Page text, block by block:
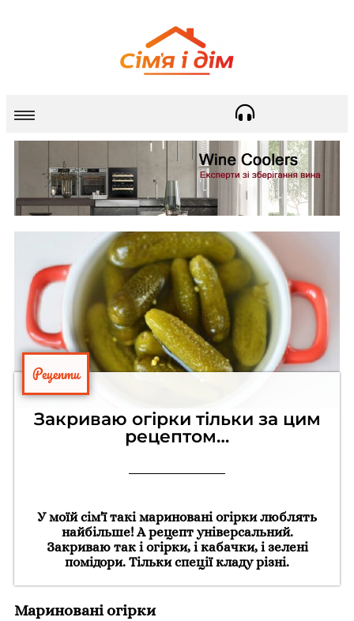
Рецепти
Закриваю огірки тільки за цим
рецептом…
У моїй сім'ї такі мариновані огірки люблять
найбільше! А рецепт універсальний.
Закриваю так і огірки, і кабачки, і зелені
помідори. Тільки спеції кладу різні.
Мариновані огірки